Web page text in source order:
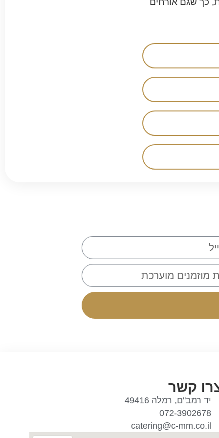
קשר
יד רמב"ם, רמלה 49416
072-3902678
catering@c-mm.co.il